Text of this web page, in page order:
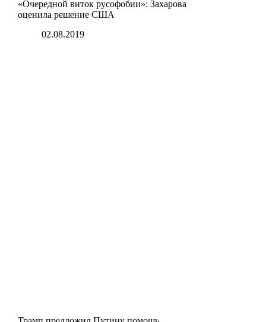
«Очередной виток русофобии»: Захарова
оценила решение США
02.08.2019